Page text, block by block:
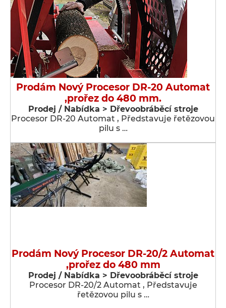
Prodám Nový Procesor DR-20 Automat
,prořez do 480 mm.
Prodej / Nabídka > Dřevoobráběcí stroje
Procesor DR-20 Automat , Představuje řetězovou
pilu s …
Prodám Nový Procesor DR-20/2 Automat
,prořez do 480 mm
Prodej / Nabídka > Dřevoobráběcí stroje
Procesor DR-20/2 Automat , Představuje
řetězovou pilu s …